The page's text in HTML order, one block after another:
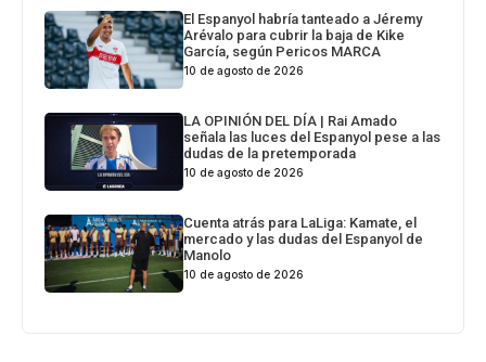
El Espanyol habría tanteado a Jéremy
Arévalo para cubrir la baja de Kike
García, según Pericos MARCA
10 de agosto de 2026
LA OPINIÓN DEL DÍA | Rai Amado
señala las luces del Espanyol pese a las
dudas de la pretemporada
10 de agosto de 2026
Cuenta atrás para LaLiga: Kamate, el
mercado y las dudas del Espanyol de
Manolo
10 de agosto de 2026